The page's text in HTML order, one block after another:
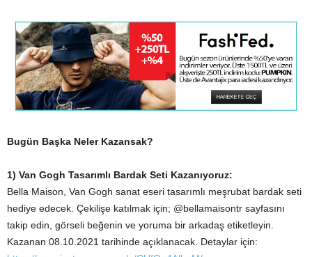
Bugün Başka Neler Kazansak?
1) Van Gogh Tasarımlı Bardak Seti Kazanıyoruz:
Bella Maison, Van Gogh sanat eseri tasarımlı meşrubat bardak seti
hediye edecek. Çekilişe katılmak için; @bellamaisontr sayfasını
takip edin, görseli beğenin ve yoruma bir arkadaş etiketleyin.
Kazanan 08.10.2021 tarihinde açıklanacak. Detaylar için: